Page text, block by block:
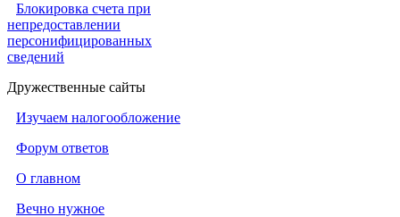
Блокировка счета при
непредоставлении
персонифицированных
сведений
Дружественные сайты
Изучаем налогообложение
Форум ответов
О главном
Вечно нужное